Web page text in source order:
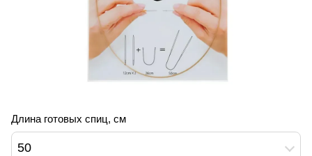
Длина готовых спиц, см
50